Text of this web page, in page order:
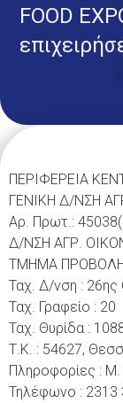
FOOD
ΠΕΡΙΦΕΡΕΙΑ
ΓΕΝΙΚΗ Δ/ΝΣΗ
Αρ. Πρωτ.:
Δ/ΝΣΗ ΑΓΡ.
ΤΜΗΜΑ
Ταχ. Δ/νση : 26ης
Ταχ. Γραφείο : 20
Ταχ. Θυρίδα :
Τ.Κ. : 54627,
Πληροφορίες : Μ.
Τηλέφωνο : 2313